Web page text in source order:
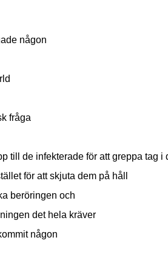
någon
fråga
till de infekterade för att greppa tag i
för att skjuta dem på håll
beröringen och
det hela kräver
någon